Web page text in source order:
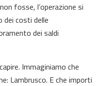
fosse, l’operazione si
dei costi delle
dei saldi
Immaginiamo che
Lambrusco. E che importi